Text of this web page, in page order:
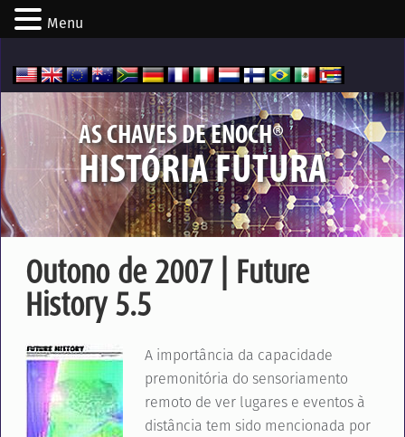
AS CHAVES DE ENOCH®
HISTÓRIA FUTURA
Outono de 2007 | Future
History 5.5
A importância da capacidade
premonitória do sensoriamento
remoto de ver lugares e eventos à
distância tem sido mencionada por
Menu